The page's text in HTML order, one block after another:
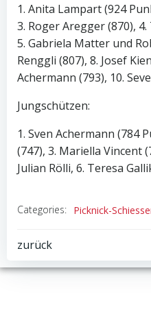
1. Anita Lampart (924
3. Roger Aregger (870),
5. Gabriela Matter und
Renggli (807), 8. Josef
Achermann (793), 10.
Jungschützen:
1. Sven Achermann (784
(747), 3. Mariella Vincent
Julian Rölli, 6. Teresa
Categories: Picknick-
Post
navigation
zurück